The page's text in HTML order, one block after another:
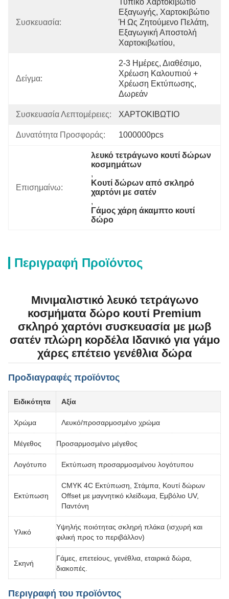
Συσκευασία:
Τυπικό Χαρτοκιβώτιο
Εξαγωγής, Χαρτοκιβώτιο
Ή Ως Ζητούμενο Πελάτη,
Εξαγωγική Αποστολή
Χαρτοκιβωτίου,
Δείγμα:
2-3 Ημέρες, Διαθέσιμο,
Χρέωση Καλουπιού +
Χρέωση Εκτύπωσης,
Δωρεάν
Συσκευασία Λεπτομέρειες: ΧΑΡΤΟΚΙΒΩΤΙΟ
Δυνατότητα Προσφοράς: 1000000pcs
Επισημαίνω:
λευκό τετράγωνο κουτί δώρων
κοσμημάτων
,
Κουτί δώρων από σκληρό
χαρτόνι με σατέν
,
Γάμος χάρη άκαμπτο κουτί
δώρο
Περιγραφή Προϊόντος
Μινιμαλιστικό λευκό τετράγωνο
κοσμήματα δώρο κουτί Premium
σκληρό χαρτόνι συσκευασία με μωβ
σατέν πλώρη κορδέλα Ιδανικό για γάμο
χάρες επέτειο γενέθλια δώρα
Προδιαγραφές προϊόντος
Ειδικότητα Αξία
Χρώμα Λευκό/προσαρμοσμένο χρώμα
Μέγεθος Προσαρμοσμένο μέγεθος
Λογότυπο Εκτύπωση προσαρμοσμένου λογότυπου
Εκτύπωση
CMYK 4C Εκτύπωση, Στάμπα, Κουτί δώρων
Offset με μαγνητικό κλείδωμα, Εμβόλιο UV,
Παντόνη
Υλικό
Υψηλής ποιότητας σκληρή πλάκα (ισχυρή και
φιλική προς το περιβάλλον)
Σκηνή
Γάμες, επετείους, γενέθλια, εταιρικά δώρα,
διακοπές.
Περιγραφή του προϊόντος